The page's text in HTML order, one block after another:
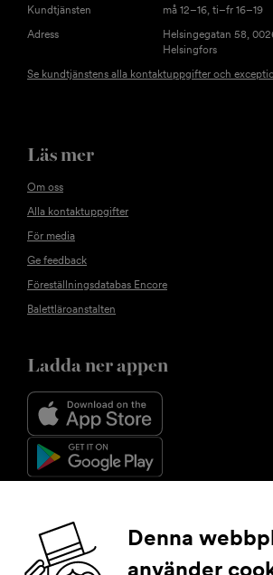
Kundtjänsten
må 12–16, ti–fr 16–19
Adress
Helsingegatan 58,
Helsingfors
Se kundtjänstens alla kontaktuppgifter och
Läs mer
Om oss
Alla kontaktuppgifter
För media
Ge feedback
Föreställningsdatabas Encore
Balettläroanstalten
Ladda ner appen
Följ oss
Denna
använder